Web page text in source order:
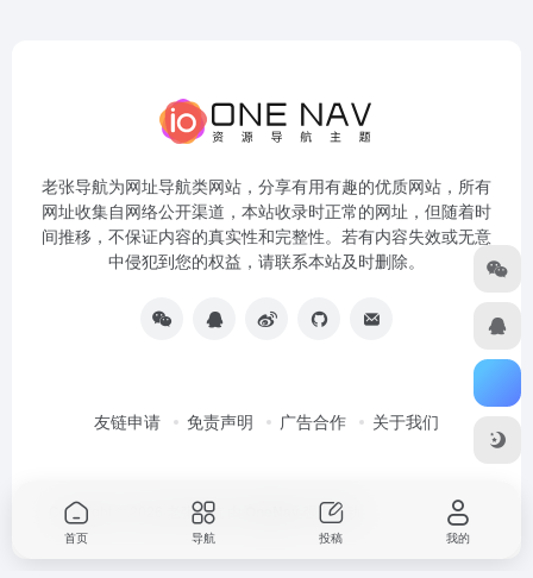
老张导航为网址导航类网站，分享有用有趣的优质网站，所有
网址收集自网络公开渠道，本站收录时正常的网址，但随着时
间推移，不保证内容的真实性和完整性。若有内容失效或无意
中侵犯到您的权益，请联系本站及时删除。
友链申请 免责声明 广告合作 关于我们
Copyright © 2026 老张导航 强力驱动
首页 导航 投稿 我的